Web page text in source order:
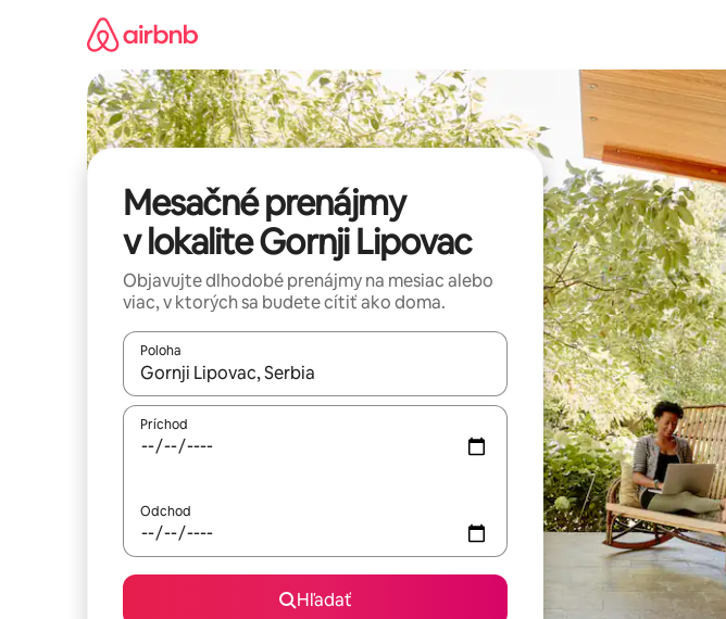
Mesačné prenájmy
v lokalite Gornji Lipovac
Objavujte dlhodobé prenájmy na mesiac alebo
viac, v ktorých sa budete cítiť ako doma.
Poloha
Keď budú výsledky k dispozícii, môžete si ich prechádzať pomocou klávesov so
Príchod
Odchod
Hľadať